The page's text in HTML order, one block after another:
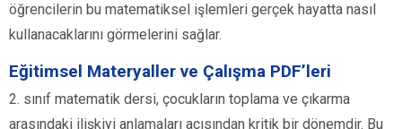
öğrencilerin bu matematiksel işlemleri gerçek hayatta nasıl
kullanacaklarını görmelerini sağlar.
Eğitimsel Materyaller ve Çalışma PDF’leri
2. sınıf matematik dersi, çocukların toplama ve çıkarma
arasındaki ilişkiyi anlamaları açısından kritik bir dönemdir. Bu